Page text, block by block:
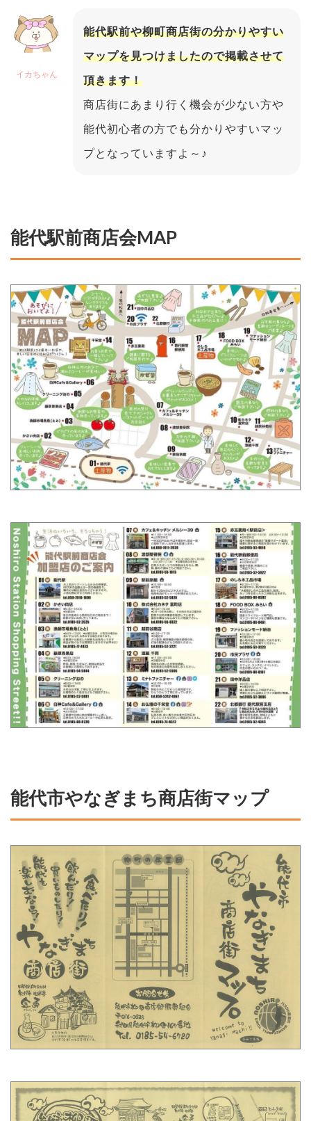
イカちゃん
能代駅前や柳町商店街の分かりやすい
マップを見つけましたので掲載させて
頂きます！
商店街にあまり行く機会が少ない方や
能代初心者の方でも分かりやすいマッ
プとなっていますよ～♪
能代駅前商店会MAP
能代市やなぎまち商店街マップ